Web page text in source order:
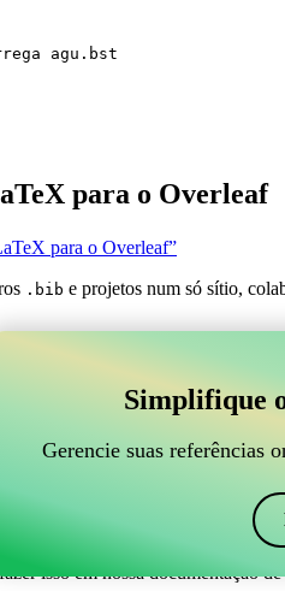
agu.bst
para o Overleaf
para o Overleaf”
.bib e projetos num só sítio,
online para gerir
colaborativa online para gerir
ajudar a gerenciar suas
atualizadas em seu projeto
e citações em vários
isso em nossa documentação
Simplifique
Gerencie suas referências